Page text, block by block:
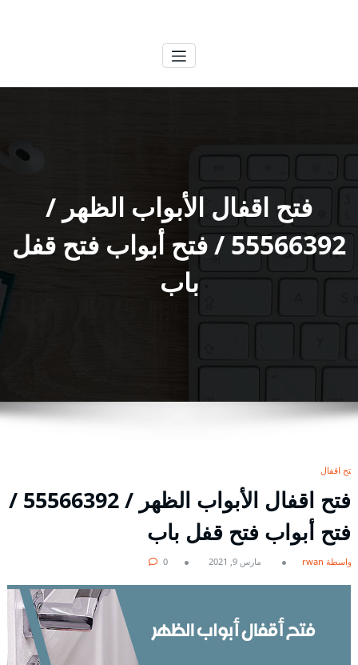
فتح اقفال الأبواب الظهر /
55566392 / فتح أبواب فتح قفل
باب
فتح اقفال
فتح اقفال الأبواب الظهر / 55566392 /
فتح أبواب فتح قفل باب
بواسطة rwan مارس 9, 2021 0